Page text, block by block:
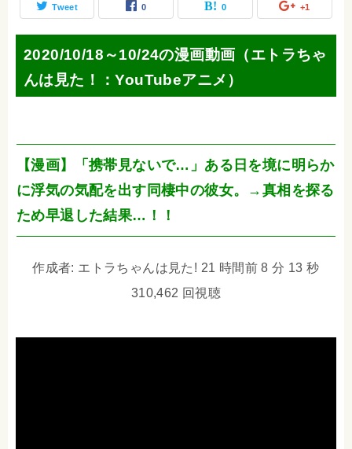
Tweet 0 0 +1
2020/10/18～10/24の漫画動画（エトラちゃ
んは見た！：YouTubeアニメ）
【漫画】「携帯見ないで…」ある日を境に明らか
に浮気の気配を出す同棲中の彼女。→真相を探る
ため早退した結果…！！
作成者: エトラちゃんは見た! 21 時間前 8 分 13 秒
310,462 回視聴